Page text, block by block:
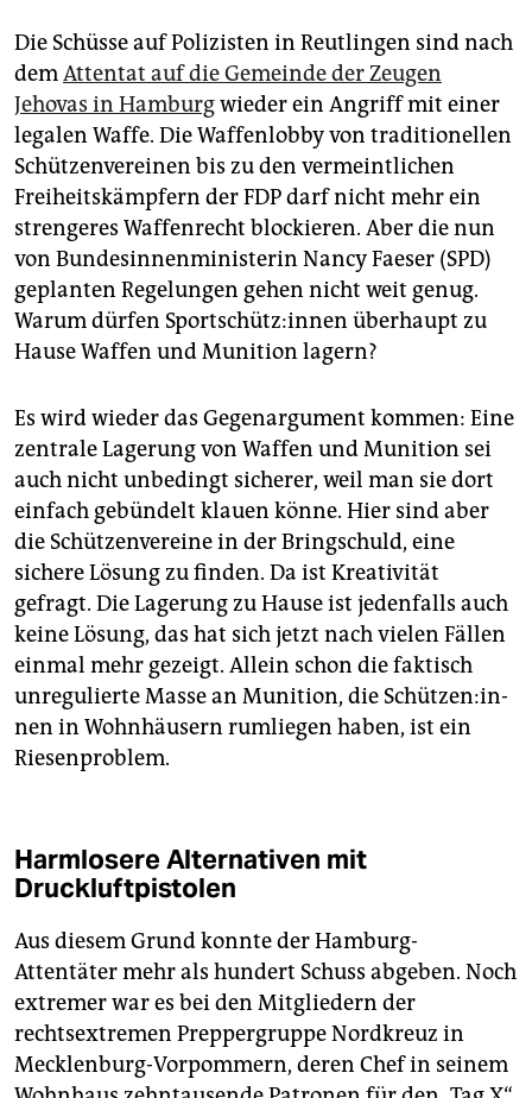
Die Schüsse auf Polizisten in Reutlingen sind nach
demAttentat auf die Gemeinde der Zeugen
Jehovas in Hamburgwieder ein Angriff mit einer
legalen Waffe. Die Waffenlobby von traditionellen
Schützenvereinen bis zu den vermeintlichen
Freiheitskämpfern der FDP darf nicht mehr ein
strengeres Waffenrecht blockieren. Aber die nun
von Bundesinnenministerin Nancy Faeser (SPD)
geplanten Regelungen gehen nicht weit genug.
Warum dürfen Sport­schüt­z:in­nen überhaupt zu
Hause Waffen und Munition lagern?
Es wird wieder das Gegenargument kommen: Eine
zentrale Lagerung von Waffen und Munition sei
auch nicht unbedingt sicherer, weil man sie dort
einfach gebündelt klauen könne. Hier sind aber
die Schützenvereine in der Bringschuld, eine
sichere Lösung zu finden. Da ist Kreativität
gefragt. Die Lagerung zu Hause ist jedenfalls auch
keine Lösung, das hat sich jetzt nach vielen Fällen
einmal mehr gezeigt. Allein schon die faktisch
unregulierte Masse an Munition, die Schüt­zen:­in­
nen in Wohnhäusern rumliegen haben, ist ein
Riesenproblem.
Harmlosere Alternativen mit
Druckluftpistolen
Aus diesem Grund konnte der Hamburg-
Attentäter mehr als hundert Schuss abgeben. Noch
extremer war es bei den Mitgliedern der
rechtsextremen Preppergruppe Nordkreuz in
Mecklenburg-Vorpommern, deren Chef in seinem